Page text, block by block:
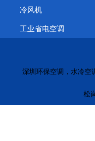
冷风机
工业省电空调
深圳环保空调，水冷空
松